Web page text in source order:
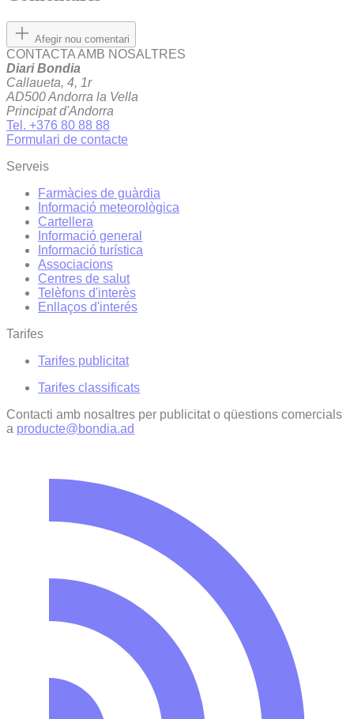
Afegir nou comentari
CONTACTA AMB NOSALTRES
Diari Bondia
Callaueta, 4, 1r
AD500 Andorra la Vella
Principat d'Andorra
Tel. +376 80 88 88
Formulari de contacte
Serveis
Farmàcies de guàrdia
Informació meteorològica
Cartellera
Informació general
Informació turística
Associacions
Centres de salut
Telèfons d'interès
Enllaços d'interés
Tarifes
Tarifes publicitat
Tarifes classificats
Contacti amb nosaltres per publicitat o qüestions comercials
a producte@bondia.ad